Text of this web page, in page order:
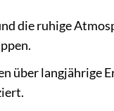
die ruhige
über langjährige